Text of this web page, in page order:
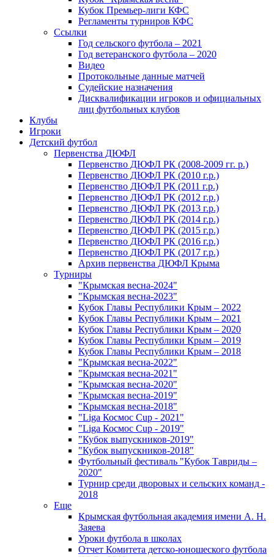
Кубок Премьер-лиги КФС
Регламенты турниров КФС
Ссылки
Год сельского футбола – 2021
Год ветеранского футбола – 2020
Видео
Протокольные данные матчей
Судейские назначения
Дисквалификации игроков и официальных
лиц футбольных клубов
Клубы
Игроки
Детский футбол
Первенства ДЮФЛ
Первенство ДЮФЛ РК (2008-2009 гг. р.)
Первенство ДЮФЛ РК (2010 г.р.)
Первенство ДЮФЛ РК (2011 г.р.)
Первенство ДЮФЛ РК (2012 г.р.)
Первенство ДЮФЛ РК (2013 г.р.)
Первенство ДЮФЛ РК (2014 г.р.)
Первенство ДЮФЛ РК (2015 г.р.)
Первенство ДЮФЛ РК (2016 г.р.)
Первенство ДЮФЛ РК (2017 г.р.)
Архив первенства ДЮФЛ Крыма
Турниры
"Крымская весна-2024"
"Крымская весна-2023"
Кубок Главы Республики Крым – 2022
Кубок Главы Республики Крым – 2021
Кубок Главы Республики Крым – 2020
Кубок Главы Республики Крым – 2019
Кубок Главы Республики Крым – 2018
"Крымская весна-2022"
"Крымская весна-2021"
"Крымская весна-2020"
"Крымская весна-2019"
"Крымская весна-2018"
"Liga Космос Cup - 2021"
"Liga Космос Cup - 2019"
"Кубок выпускников-2019"
"Кубок выпускников-2018"
Футбольный фестиваль "Кубок Тавриды –
2020"
Турнир среди дворовых и сельских команд -
2018
Еще
Крымская футбольная академия имени А. Н.
Заяева
Уроки футбола в школах
Отчет Комитета детско-юношеского футбола